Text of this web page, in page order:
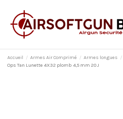
Accueil Armes Air Comprimé Armes longues
Ops Tan Lunette 4X32 plomb 4,5 mm 20 J